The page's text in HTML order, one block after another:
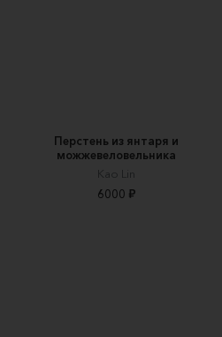
Перстень из янтаря и
можжевеловельника
Kao Lin
6000 ₽